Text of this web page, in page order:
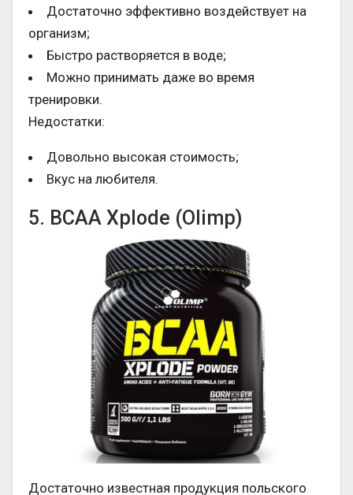
Достаточно эффективно воздействует на
организм;
Быстро растворяется в воде;
Можно принимать даже во время
тренировки.
Недостатки:
Довольно высокая стоимость;
Вкус на любителя.
5. BCAA Xplode (Olimp)
Достаточно известная продукция польского